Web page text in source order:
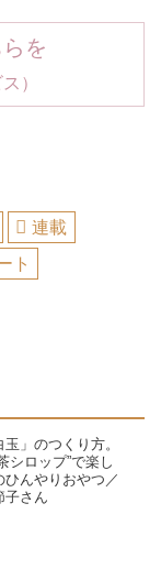
を
）
連載
ト
」のつくり方。
シロップ”で楽し
んやりおやつ／
子さん